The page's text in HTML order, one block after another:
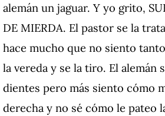
alemán un jaguar. Y yo grito,
DE MIERDA. El pastor se la
hace mucho que no siento
la vereda y se la tiro. El alemán
dientes pero más siento cómo
derecha y no sé cómo le